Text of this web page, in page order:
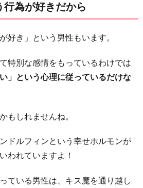
為が好きだから
好き」という男性もいます。
特別な感情をもっているわけでは
」という心理に従っているだけな
もしれませんね。
ドルフィンという幸せホルモンが
われていますよ！
ている男性は、キス魔を通り越し